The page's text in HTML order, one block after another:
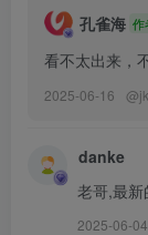
[5.26]
雨波HaneAme –
[5.4]
[5.3]
孔雀海 作
看不太出来，
2025-06-16 @
danke
老哥,最
2025-06-04